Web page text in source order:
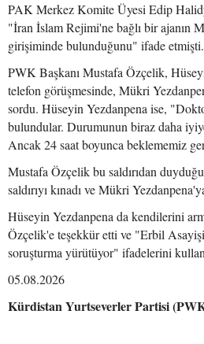
PAK Merkez Komite Üyesi Edip
"İran İslam Rejimi'ne bağlı bir ajanın
girişiminde bulunduğunu" ifade etmişti.
PWK Başkanı Mustafa Özçelik,
telefon görüşmesinde, Mükri
sordu. Hüseyin Yezdanpena ise,
bulundular. Durumunun biraz daha
Ancak 24 saat boyunca beklememiz
Mustafa Özçelik bu saldırıdan
saldırıyı kınadı ve Mükri
Hüseyin Yezdanpena da kendilerini
Özçelik'e teşekkür etti ve "Erbil
soruşturma yürütüyor" ifadelerini
05.08.2026
Kürdistan Yurtseverler Partisi